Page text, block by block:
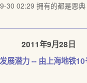
30 02:29 拥有的都是恩典
2011年9月28日
展潜力 -- 由上海地铁